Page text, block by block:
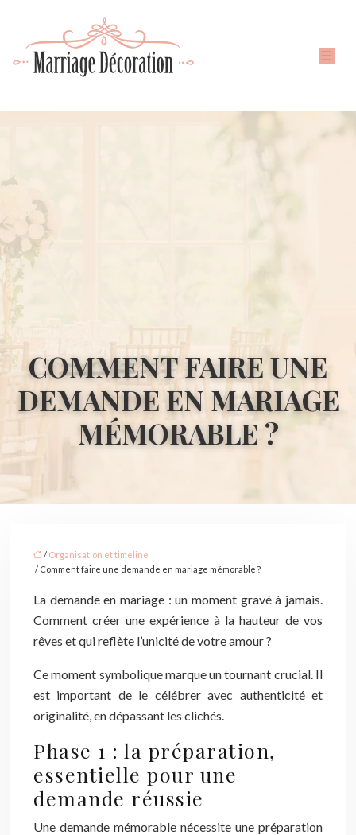
COMMENT FAIRE UNE
DEMANDE EN MARIAGE
MÉMORABLE ?
/ Organisation et timeline
/ Comment faire une demande en mariage mémorable ?
La demande en mariage : un moment gravé à jamais.
Comment créer une expérience à la hauteur de vos
rêves et qui reflète l’unicité de votre amour ?
Ce moment symbolique marque un tournant crucial. Il
est important de le célébrer avec authenticité et
originalité, en dépassant les clichés.
Phase 1 : la préparation,
essentielle pour une
demande réussie
Une demande mémorable nécessite une préparation